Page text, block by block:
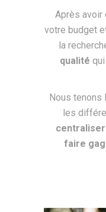
Après avoir
votre budget
la
qualité
Nous tenons
les
faire